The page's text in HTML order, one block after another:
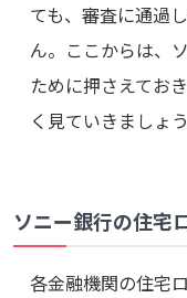
ても、審査に通過
ん。ここからは、
ために押さえてお
く見ていきましょう
ソニー銀行の住宅
各金融機関の住宅